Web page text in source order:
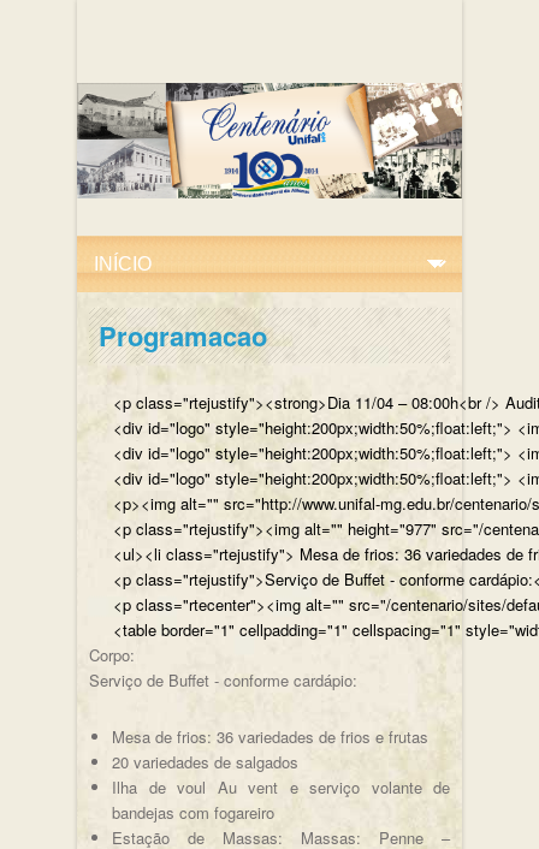
Programacao
<p class="rtejustify"><strong>Dia 11/04 – 08:00h<br />
<div id="logo" style="height:200px;width:50%;float:left;">
<div id="logo" style="height:200px;width:50%;float:left;">
<div id="logo" style="height:200px;width:50%;float:left;">
<p><img alt="" src="http://www.unifal-mg.edu.br/
<p class="rtejustify"><img alt="" height="977" src="/
<ul><li class="rtejustify"> Mesa de frios: 36 variedades de
<p class="rtejustify">Serviço de Buffet - conforme
<p class="rtecenter"><img alt="" src="/centenario/sites/
<table border="1" cellpadding="1" cellspacing="1"
Corpo:
Serviço de Buffet - conforme cardápio:
Mesa de frios: 36 variedades de frios e frutas
20 variedades de salgados
Ilha de voul Au vent e serviço volante de
bandejas com fogareiro
Estação de Massas: Massas: Penne –